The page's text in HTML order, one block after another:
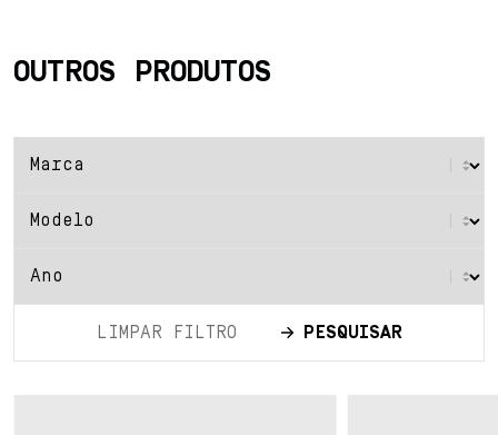
OUTROS PRODUTOS
LIMPAR FILTRO PESQUISAR